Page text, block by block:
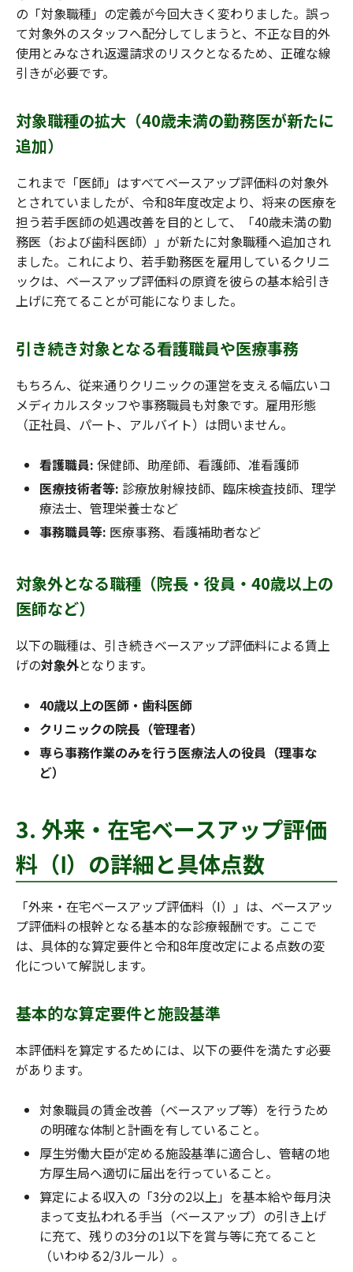
の「対象職種」の定義が今回大きく変わりました。誤っ
て対象外のスタッフへ配分してしまうと、不正な目的外
使用とみなされ返還請求のリスクとなるため、正確な線
引きが必要です。
対象職種の拡大（40歳未満の勤務医が新たに
追加）
これまで「医師」はすべてベースアップ評価料の対象外
とされていましたが、令和8年度改定より、将来の医療を
担う若手医師の処遇改善を目的として、「40歳未満の勤
務医（および歯科医師）」が新たに対象職種へ追加され
ました。これにより、若手勤務医を雇用しているクリニ
ックは、ベースアップ評価料の原資を彼らの基本給引き
上げに充てることが可能になりました。
引き続き対象となる看護職員や医療事務
もちろん、従来通りクリニックの運営を支える幅広いコ
メディカルスタッフや事務職員も対象です。雇用形態
（正社員、パート、アルバイト）は問いません。
看護職員: 保健師、助産師、看護師、准看護師
医療技術者等: 診療放射線技師、臨床検査技師、理学
療法士、管理栄養士など
事務職員等: 医療事務、看護補助者など
対象外となる職種（院長・役員・40歳以上の
医師など）
以下の職種は、引き続きベースアップ評価料による賃上
げの対象外となります。
40歳以上の医師・歯科医師
クリニックの院長（管理者）
専ら事務作業のみを行う医療法人の役員（理事な
ど）
3. 外来・在宅ベースアップ評価
料（Ⅰ）の詳細と具体点数
「外来・在宅ベースアップ評価料（Ⅰ）」は、ベースアッ
プ評価料の根幹となる基本的な診療報酬です。ここで
は、具体的な算定要件と令和8年度改定による点数の変
化について解説します。
基本的な算定要件と施設基準
本評価料を算定するためには、以下の要件を満たす必要
があります。
対象職員の賃金改善（ベースアップ等）を行うため
の明確な体制と計画を有していること。
厚生労働大臣が定める施設基準に適合し、管轄の地
方厚生局へ適切に届出を行っていること。
算定による収入の「3分の2以上」を基本給や毎月決
まって支払われる手当（ベースアップ）の引き上げ
に充て、残りの3分の1以下を賞与等に充てること
（いわゆる2/3ルール）。